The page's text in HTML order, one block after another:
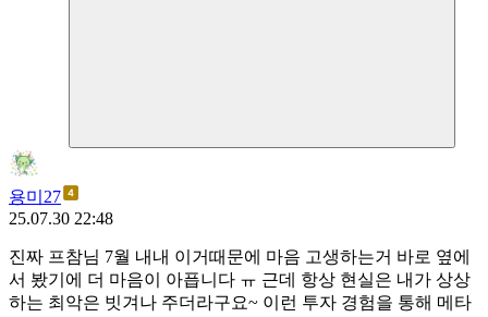
용미27
25.07.30 22:48
진짜 프참님 7월 내내 이거때문에 마음 고생하는거 바로 옆에
서 봤기에 더 마음이 아픕니다 ㅠ 근데 항상 현실은 내가 상상
하는 최악은 빗겨나 주더라구요~ 이런 투자 경험을 통해 메타